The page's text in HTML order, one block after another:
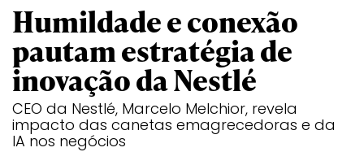
Humildade e conexão
pautam estratégia de
inovação da Nestlé
CEO da Nestlé, Marcelo Melchior, revela
impacto das canetas emagrecedoras e da
IA nos negócios